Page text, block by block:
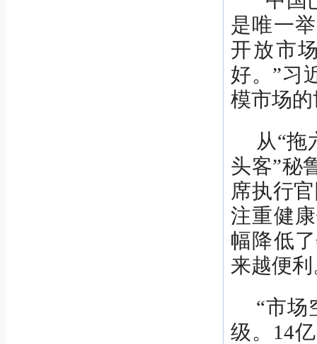
是唯一
开放市
好。”习
模市场
从“拖
头客”秘
席执行
注重健
幅降低
来越便
“市场
级。14